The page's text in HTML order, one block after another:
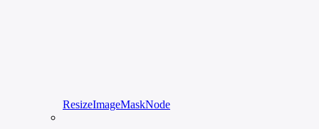
ResizeImageMaskNode